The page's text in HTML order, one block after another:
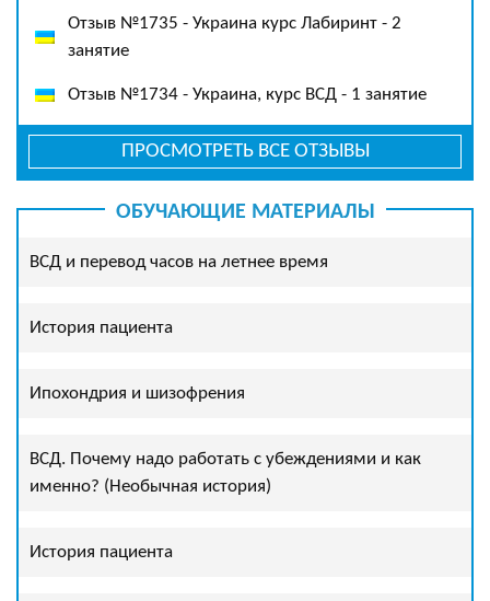
Отзыв №1735 - Украина курс Лабиринт - 2
занятие
Отзыв №1734 - Украина, курс ВСД - 1 занятие
ПРОСМОТРЕТЬ ВСЕ ОТЗЫВЫ
ОБУЧАЮЩИЕ МАТЕРИАЛЫ
ВСД и перевод часов на летнее время
История пациента
Ипохондрия и шизофрения
ВСД. Почему надо работать с убеждениями и как
именно? (Необычная история)
История пациента